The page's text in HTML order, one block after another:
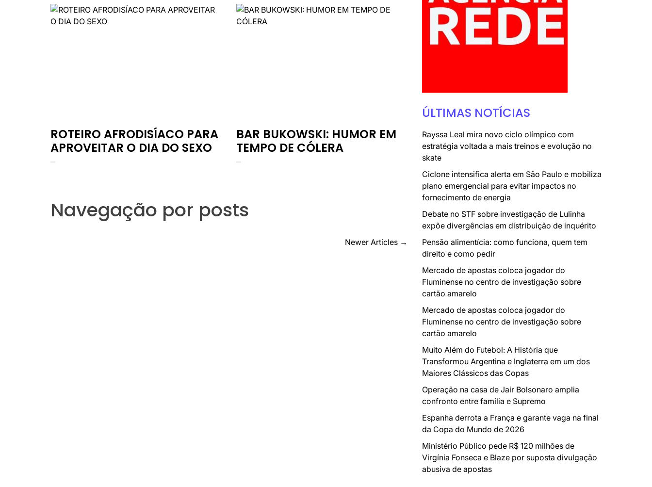
ROTEIRO AFRODISÍACO PARA
APROVEITAR O DIA DO SEXO
BAR BUKOWSKI: HUMOR EM
TEMPO DE CÓLERA
Navegação por posts
Newer Articles →
ÚLTIMAS NOTÍCIAS
Rayssa Leal mira novo ciclo olímpico com
estratégia voltada a mais treinos e evolução no
skate
Ciclone intensifica alerta em São Paulo e mobiliza
plano emergencial para evitar impactos no
fornecimento de energia
Debate no STF sobre investigação de Lulinha
expõe divergências em distribuição de inquérito
Pensão alimentícia: como funciona, quem tem
direito e como pedir
Mercado de apostas coloca jogador do
Fluminense no centro de investigação sobre
cartão amarelo
Mercado de apostas coloca jogador do
Fluminense no centro de investigação sobre
cartão amarelo
Muito Além do Futebol: A História que
Transformou Argentina e Inglaterra em um dos
Maiores Clássicos das Copas
Operação na casa de Jair Bolsonaro amplia
confronto entre família e Supremo
Espanha derrota a França e garante vaga na final
da Copa do Mundo de 2026
Ministério Público pede R$ 120 milhões de
Virgínia Fonseca e Blaze por suposta divulgação
abusiva de apostas